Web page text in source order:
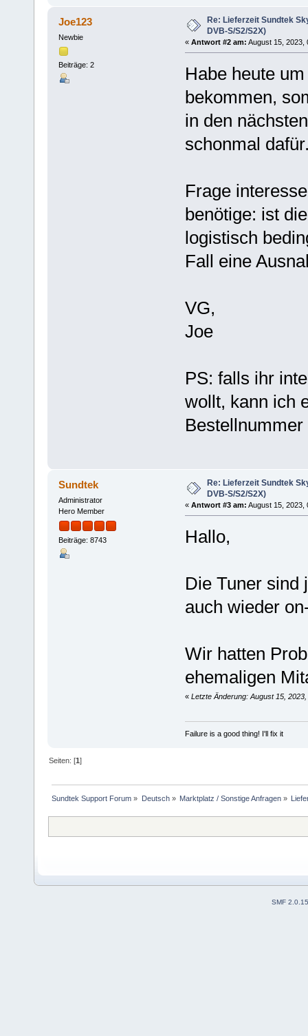
Joe123
Newbie
Beiträge: 2
Re: Lieferzeit Sundtek
DVB-S/S2/S2X)
« Antwort #2 am: August 15, 2023,
Habe heute
bekommen,
in den
schonmal
Frage
benötige: ist
logistisch
Fall eine
VG,
Joe
PS: falls ihr
wollt, kann ich
Sundtek
Administrator
Hero Member
Beiträge: 8743
Re: Lieferzeit Sundtek
DVB-S/S2/S2X)
« Antwort #3 am: August 15, 2023,
Hallo,
Die Tuner sind
auch wieder
Wir hatten
ehemaligen
« Letzte Änderung: August 15,
Failure is a good thing! I'll fix it
Seiten: [1]
Sundtek Support Forum » Deutsch» Marktplatz / Sonstige Anfragen»
SMF 2.0.15